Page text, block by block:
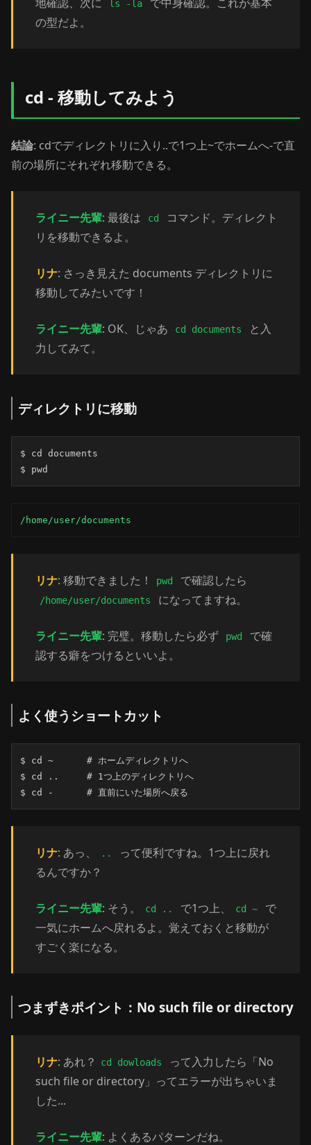
ls -la
の型だよ。
cd - 移動してみよう
結論: cdでディレクトリに入り..で1つ上~でホームへ-で直
前の場所にそれぞれ移動できる。
ライニー先輩: 最後は cd
コマンド。ディレクト
リを移動できるよ。
リナ: さっき見えた documents ディレクトリに
移動してみたいです！
ライニー先輩: OK、じゃあ cd documents
と入
力してみて。
ディレクトリに移動
$ cd documents
$ pwd
/home/user/documents
リナ: 移動できました！ pwd で確認したら
/home/user/documents になってますね。
ライニー先輩: 完璧。移動したら必ず pwd
で確
認する癖をつけるといいよ。
よく使うショートカット
$ cd ~      # ホームディレクトリへ
$ cd ..     # 1つ上のディレクトリへ
$ cd -      # 直前にいた場所へ戻る
リナ: あっ、 ..
って便利ですね。1つ上に戻れ
るんですか？
ライニー先輩: そう。 cd .. で1つ上、 cd ~
で
一気にホームへ戻れるよ。覚えておくと移動が
すごく楽になる。
つまずきポイント：No such file or directory
リナ: あれ？ cd dowloads
って入力したら「No
such file or directory」ってエラーが出ちゃいま
した...
ライニー先輩: よくあるパターンだね。